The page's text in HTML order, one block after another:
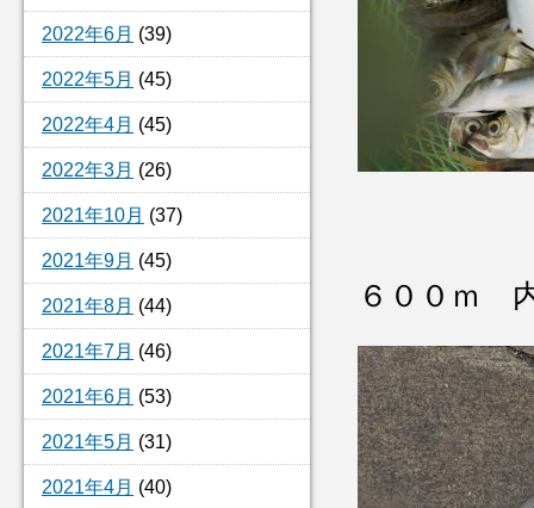
2022年6月 (39)
2022年5月 (45)
2022年4月 (45)
2022年3月 (26)
2021年10月 (37)
2021年9月 (45)
2021年8月 (44)
2021年7月 (46)
2021年6月 (53)
2021年5月 (31)
2021年4月 (40)
６００ｍ